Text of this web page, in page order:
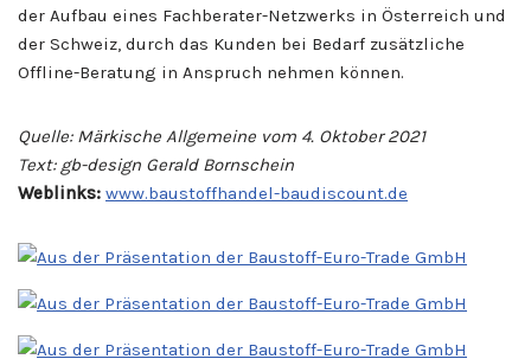
der Aufbau eines Fachberater-Netzwerks in Österreich und
der Schweiz, durch das Kunden bei Bedarf zusätzliche
Offline-Beratung in Anspruch nehmen können.
Quelle: Märkische Allgemeine vom 4. Oktober 2021
Text: gb-design Gerald Bornschein
Weblinks: www.baustoffhandel-baudiscount.de